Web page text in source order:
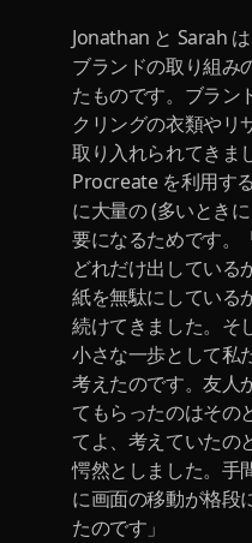
Jonathan と Sarah
ブランドの取り組み
たものです。ブラン
クリングの衣類やリ
取り入れられてきま
Procreate を利用す
に大量の (多いとき
要になるためです。
どれだけ出している
紙を無駄にしている
続けてきました。そ
小さな一歩として私
考えたのです。友人
てもらったのはその
てよ、考えていたの
愕然としました。手
に画面の移動が格段
たのです」